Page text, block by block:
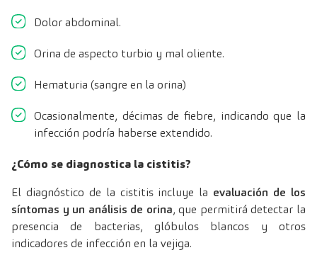
Dolor abdominal.
Orina de aspecto turbio y mal oliente.
Hematuria (sangre en la orina)
Ocasionalmente, décimas de fiebre, indicando que la
infección podría haberse extendido.
¿Cómo se diagnostica la cistitis?
El diagnóstico de la cistitis incluye la evaluación de los
síntomas y un análisis de orina, que permitirá detectar la
presencia de bacterias, glóbulos blancos y otros
indicadores de infección en la vejiga.